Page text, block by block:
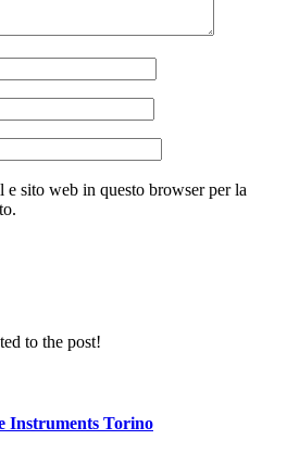
e sito web in questo browser per la
to the post!
Instruments Torino